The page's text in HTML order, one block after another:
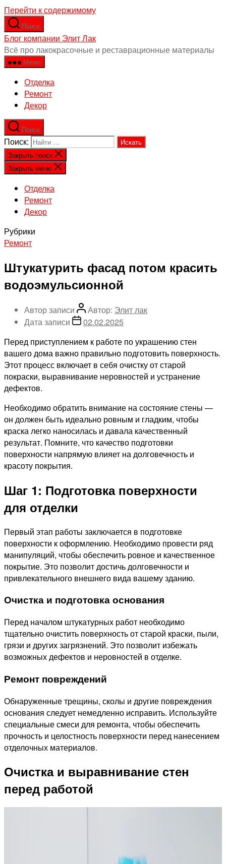
Перейти к содержимому
Поиск
Блог компании Элит Лак
Всё про лакокрасочные и реставрационные материалы
Меню
Отделка
Ремонт
Декор
Поиск
Поиск:
Закрыть поиск
Закрыть меню
Отделка
Ремонт
Декор
Рубрики
Ремонт
Штукатурить фасад потом красить
водоэмульсионной
Автор записи Автор: Элит лак
Дата записи
02.02.2025
Перед приступлением к работе по украшению стен
вашего дома важно правильно подготовить поверхность.
Этот процесс включает в себя очистку от старой
покраски, выравнивание неровностей и устранение
дефектов.
Необходимо обратить внимание на состояние стены —
он должен быть идеально ровным и гладким, чтобы
краска легко наносилась и давала качественный
результат. Помните, что качество подготовки
поверхности напрямую влияет на долговечность и
красоту покрытия.
Шаг 1: Подготовка поверхности
для отделки
Первый этап работы заключается в подготовке
поверхности к оформлению. Необходимо провести ряд
манипуляций, чтобы обеспечить ровное и качественное
покрытие. Это позволит достичь долговечности и
привлекательного внешнего вида вашему зданию.
Очистка и подготовка основания
Перед началом штукатурных работ необходимо
тщательно очистить поверхность от старой краски, пыли,
грязи и других загрязнений. Это позволит избежать
возможных дефектов и неровностей в отделке.
Ремонт повреждений
Обнаруженные трещины, сколы и другие повреждения
основания следует немедленно исправить. Используйте
специальные смеси для ремонта, чтобы обеспечить
прочность и целостность поверхности перед нанесением
отделочных материалов.
Очистка и выравнивание стен
перед работой